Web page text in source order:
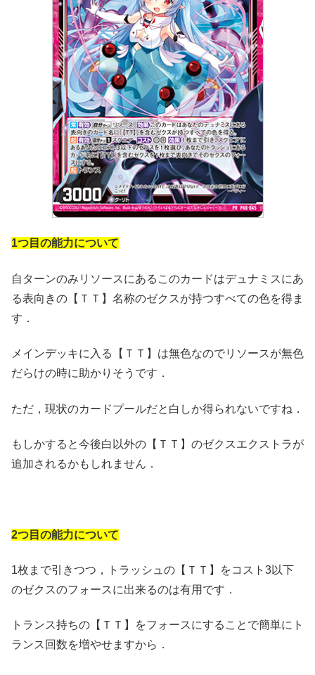
1つ目の能力について
自ターンのみリソースにあるこのカードはデュナミスにあ
る表向きの【ＴＴ】名称のゼクスが持つすべての色を得ま
す．
メインデッキに入る【ＴＴ】は無色なのでリソースが無色
だらけの時に助かりそうです．
ただ，現状のカードプールだと白しか得られないですね．
もしかすると今後白以外の【ＴＴ】のゼクスエクストラが
追加されるかもしれません．
2つ目の能力について
1枚まで引きつつ，トラッシュの【ＴＴ】をコスト3以下
のゼクスのフォースに出来るのは有用です．
トランス持ちの【ＴＴ】をフォースにすることで簡単にト
ランス回数を増やせますから．